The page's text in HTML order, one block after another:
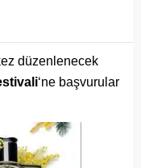
düzenlenecek
‘ne başvurular